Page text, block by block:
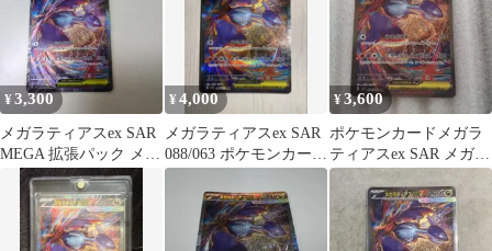
¥3,300
メガラティアスex SAR
MEGA 拡張パック メガ
シンフォニア キラ 08…
¥4,000
メガラティアスex SAR
088/063 ポケモンカード
ポケカ
¥3,600
ポケモンカードメガラ
ティアスex SAR メガシ
ンフォニア